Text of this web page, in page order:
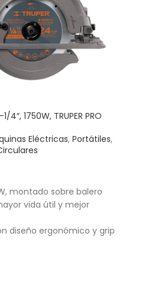
1750W, TRUPER PRO
Eléctricas, Portátiles,
montado sobre balero
vida útil y mejor
diseño ergonómico y grip